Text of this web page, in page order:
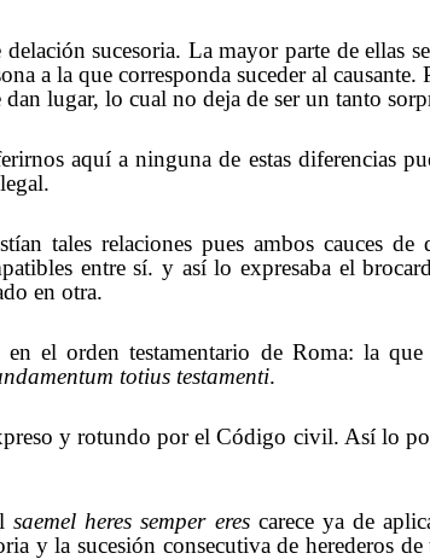
sucesoria. La mayor parte de ellas
a la que corresponda suceder al
lugar, lo cual no deja de ser un tanto
aquí a ninguna de estas diferencias
tales relaciones pues ambos cauces
entre sí. y así lo expresaba el
en otra.
el orden testamentario de Roma: la
totius testamenti.
y rotundo por el Código civil. Así lo
saemel heres semper eres carece ya de
y la sucesión consecutiva de herederos